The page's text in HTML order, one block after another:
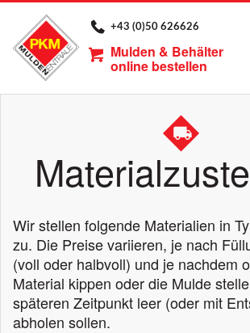
+43 (0)50 626626
Mulden & Behälter
online bestellen
Wir stellen folgende Materialien in
zu. Die Preise variieren, je nach
(voll oder halbvoll) und je nachdem
Material kippen oder die Mulde
späteren Zeitpunkt leer (oder mit
abholen sollen.